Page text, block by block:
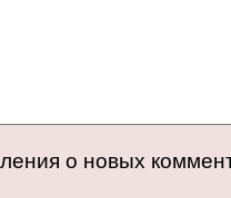
о новых